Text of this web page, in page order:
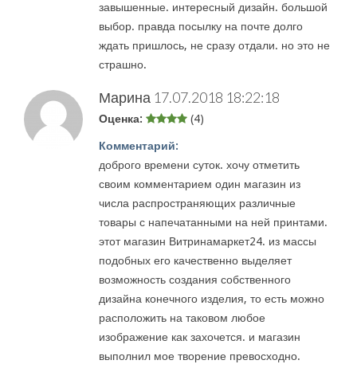
завышенные. интересный дизайн. большой
выбор. правда посылку на почте долго
ждать пришлось, не сразу отдали. но это не
страшно.
Марина 17.07.2018 18:22:18
Оценка: (4)
Комментарий:
доброго времени суток. хочу отметить
своим комментарием один магазин из
числа распространяющих различные
товары с напечатанными на ней принтами.
этот магазин Витринамаркет24. из массы
подобных его качественно выделяет
возможность создания собственного
дизайна конечного изделия, то есть можно
расположить на таковом любое
изображение как захочется. и магазин
выполнил мое творение превосходно.